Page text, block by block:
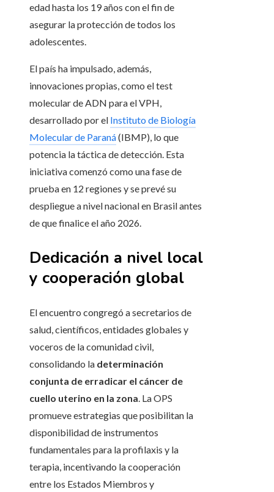
edad hasta los 19 años con el fin de
asegurar la protección de todos los
adolescentes.
El país ha impulsado, además,
innovaciones propias, como el test
molecular de ADN para el VPH,
desarrollado por el Instituto de Biología
Molecular de Paraná(IBMP), lo que
potencia la táctica de detección. Esta
iniciativa comenzó como una fase de
prueba en 12 regiones y se prevé su
despliegue a nivel nacional en Brasil antes
de que finalice el año 2026.
Dedicación a nivel local
y cooperación global
El encuentro congregó a secretarios de
salud, científicos, entidades globales y
voceros de la comunidad civil,
consolidando la determinación
conjunta de erradicar el cáncer de
cuello uterino en la zona. La OPS
promueve estrategias que posibilitan la
disponibilidad de instrumentos
fundamentales para la profilaxis y la
terapia, incentivando la cooperación
entre los Estados Miembros y